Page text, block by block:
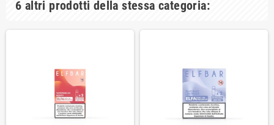
6 altri prodotti della stessa categoria: